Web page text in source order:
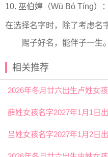
10. 巫伯婷（Wū Bó Tíng）
在选择名字时，除了考虑名
赐子好名，能伴子一生
相关推荐
2026年冬月廿六出生卢姓女
薛姓女孩名字2027年1月1日
吕姓女孩名字2027年1月2日